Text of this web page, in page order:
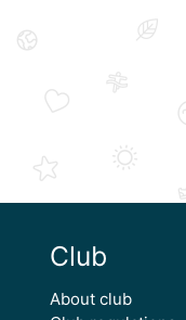
Club
About club